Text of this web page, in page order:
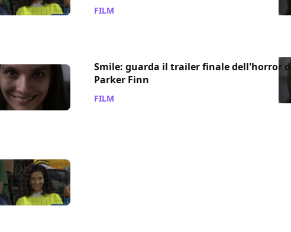
FILM
Smile: guarda il trailer finale dell'horror di
Parker Finn
FILM